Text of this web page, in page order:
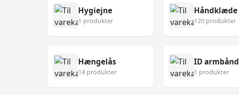
Hygiejne
1 produkter
Håndklæde
120 produkter
Hængelås
14 produkter
ID armbånd
1 produkter